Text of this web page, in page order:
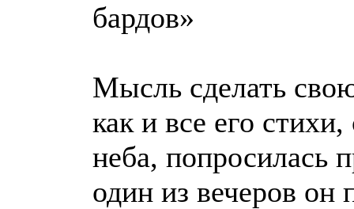
бардов»
Мысль сделать
как и все его
неба, попросилась
один из вечеров он